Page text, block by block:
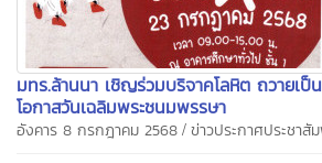
มทร.ล้านนา เชิญร่วมบริจาคโลหิต ถวายเป็
โอกาสวันเฉลิมพระชนมพรรษา
อังคาร 8 กรกฎาคม 2568 / ข่าวประกาศประชาสั